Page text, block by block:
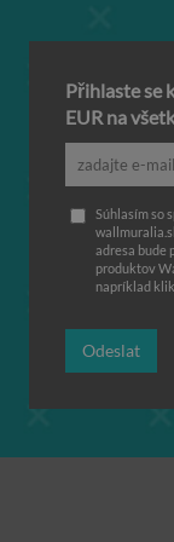
Přihlaste se
EUR na
Súhlasím so
adresa bude
produktov
napríklad
Odeslat